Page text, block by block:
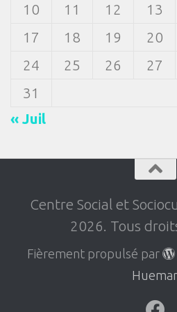
10 11 12 13
17
18 19 20
24
25 26 27
31
« Juil
Centre Social et
2026. Tous
Fièrement propulsé par